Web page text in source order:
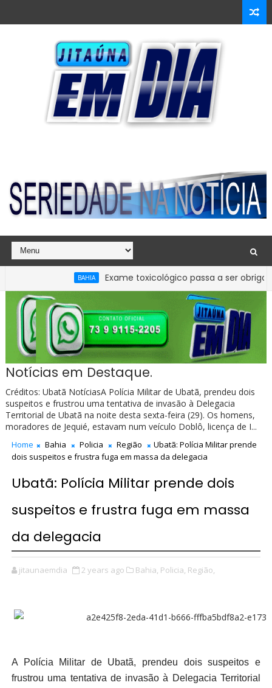
Exame toxicológico passa a ser obrigatório
quadro de pessoal da Câmara de Ibirataia
Notícias em Destaque.
Créditos: Ubatã NotíciasA Polícia Militar de Ubatã, prendeu dois
suspeitos e frustrou uma tentativa de invasão à Delegacia
Territorial de Ubatã na noite desta sexta-feira (29). Os homens,
moradores de Jequié, estavam num veículo Doblô, licença de I...
Home Bahia Policia Região
Ubatã: Polícia Militar prende
dois suspeitos e frustra fuga em massa da delegacia
Ubatã: Polícia Militar prende dois
suspeitos e frustra fuga em massa
da delegacia
jitaunaemdia 2 years ago Bahia, Policia, Região,
A Polícia Militar de Ubatã, prendeu dois suspeitos e
frustrou uma tentativa de invasão à Delegacia Territorial